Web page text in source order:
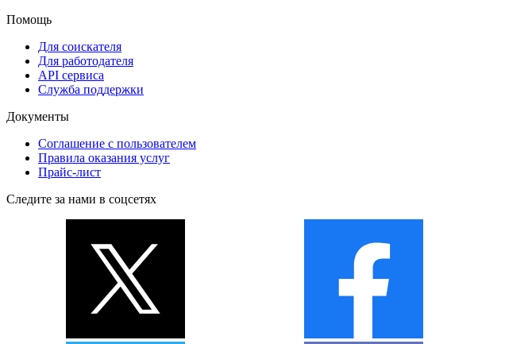
Помощь
Для соискателя
Для работодателя
API сервиса
Служба поддержки
Документы
Соглашение с пользователем
Правила оказания услуг
Прайс-лист
Следите за нами в соцсетях